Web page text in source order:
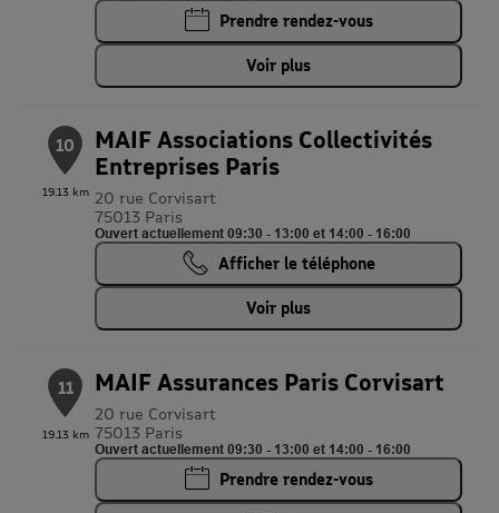
Prendre rendez-vous
Voir plus
10
19.13 km
MAIF Associations Collectivités
Entreprises Paris
20 rue Corvisart
75013 Paris
Ouvert actuellement 09:30 - 13:00 et 14:00 - 16:00
Afficher le téléphone
Voir plus
11
19.13 km
MAIF Assurances Paris Corvisart
20 rue Corvisart
75013 Paris
Ouvert actuellement 09:30 - 13:00 et 14:00 - 16:00
Prendre rendez-vous